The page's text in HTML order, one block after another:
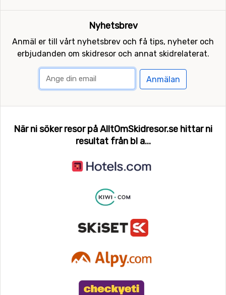
Nyhetsbrev
Anmäl er till vårt nyhetsbrev och få tips, nyheter och
erbjudanden om skidresor och annat skidrelaterat.
Anmälan
När ni söker resor på AlltOmSkidresor.se hittar ni
resultat från bl a...